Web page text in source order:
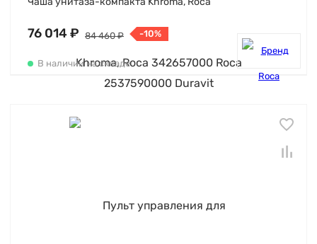
76 014 ₽ 84 460 ₽ -10%
В наличии на складе